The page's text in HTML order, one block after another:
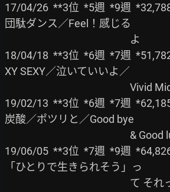
17/04/26  **3位  *5週  *9週
団駄ダンス／Feel！感じる
18/04/18  **3位  *6週  *7週
XY SEXY／泣いていいよ／
19/02/13  **3位  *6週  *7週
炭酸／ポツリと／Good bye
19/06/05  **3位  *7週  *9週
「ひとりで生きられそう」っ